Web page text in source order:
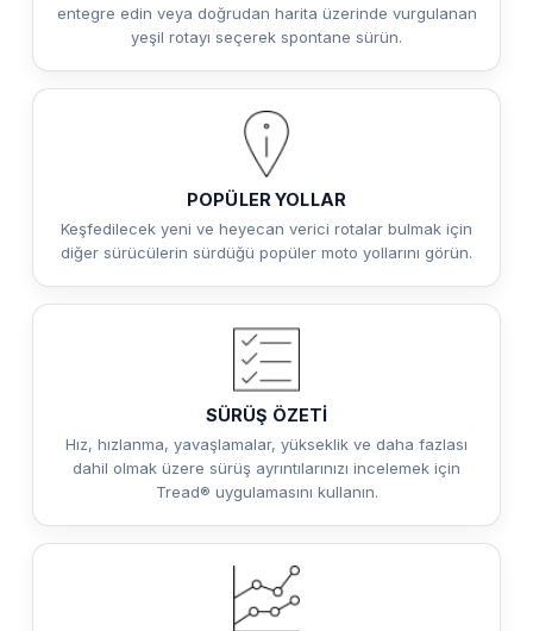
entegre edin veya doğrudan harita üzerinde vurgulanan
yeşil rotayı seçerek spontane sürün.
POPÜLER YOLLAR
Keşfedilecek yeni ve heyecan verici rotalar bulmak için
diğer sürücülerin sürdüğü popüler moto yollarını görün.
SÜRÜŞ ÖZETİ
Hız, hızlanma, yavaşlamalar, yükseklik ve daha fazlası
dahil olmak üzere sürüş ayrıntılarınızı incelemek için
Tread® uygulamasını kullanın.